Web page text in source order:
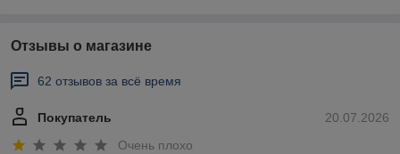
Отзывы о магазине
62 отзывов за всё время
20.07.2026
Покупатель
Очень плохо